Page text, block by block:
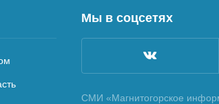
Мы в соцсетях
СМИ «Магнитогорское